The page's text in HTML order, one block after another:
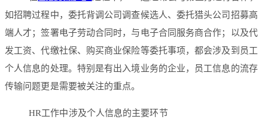
如招聘过程中，委托背调公司调查候选人、委托猎头公司招募高
端人才；签署电子劳动合同时，与电子合同服务商合作；以及代
发工资、代缴社保、购买商业保险等委托事项，都会涉及到员工
个人信息的处理。特别是有出入境业务的企业，员工信息的流存
传输问题更是需要被关注的重点。
HR工作中涉及个人信息的主要环节